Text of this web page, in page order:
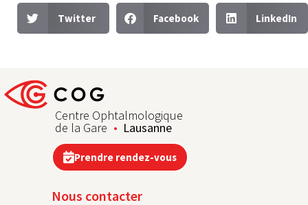
Twitter Facebook LinkedIn
Nous contacter
Centre Ophtalmologique
de la Gare Lausanne
Prendre rendez-vous